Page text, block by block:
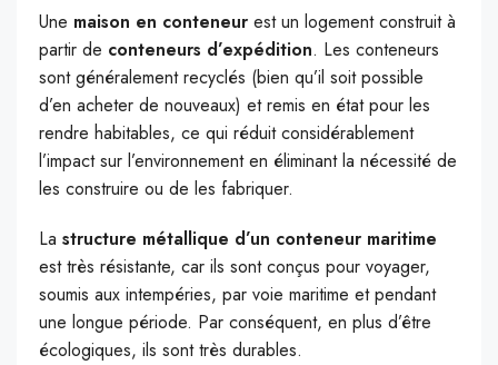
Une maison en conteneur est un logement construit à
partir de conteneurs d’expédition. Les conteneurs
sont généralement recyclés (bien qu’il soit possible
d’en acheter de nouveaux) et remis en état pour les
rendre habitables, ce qui réduit considérablement
l’impact sur l’environnement en éliminant la nécessité de
les construire ou de les fabriquer.
La structure métallique d’un conteneur maritime
est très résistante, car ils sont conçus pour voyager,
soumis aux intempéries, par voie maritime et pendant
une longue période. Par conséquent, en plus d’être
écologiques, ils sont très durables.